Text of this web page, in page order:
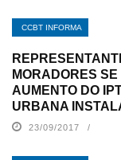
CCBT INFORMA
MORADORES
AUMENTO DO
URBANA
23/09/2017